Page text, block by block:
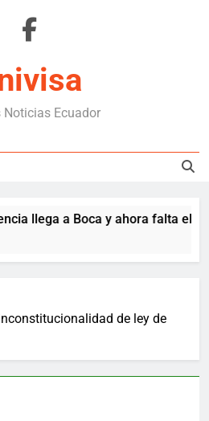
Noticias Ecuador
llega a Boca y ahora falta el
de ley de